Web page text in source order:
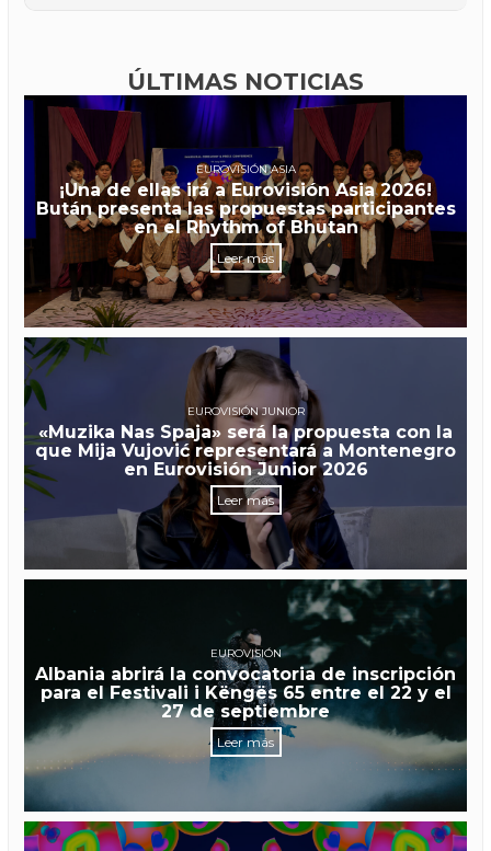
ÚLTIMAS NOTICIAS
EUROVISIÓN ASIA
¡Una de ellas irá a Eurovisión Asia 2026!
Bután presenta las propuestas participantes
en el Rhythm of Bhutan
Leer más
EUROVISIÓN JUNIOR
«Muzika Nas Spaja» será la propuesta con la
que Mija Vujović representará a Montenegro
en Eurovisión Junior 2026
Leer más
EUROVISIÓN
Albania abrirá la convocatoria de inscripción
para el Festivali i Këngës 65 entre el 22 y el
27 de septiembre
Leer más